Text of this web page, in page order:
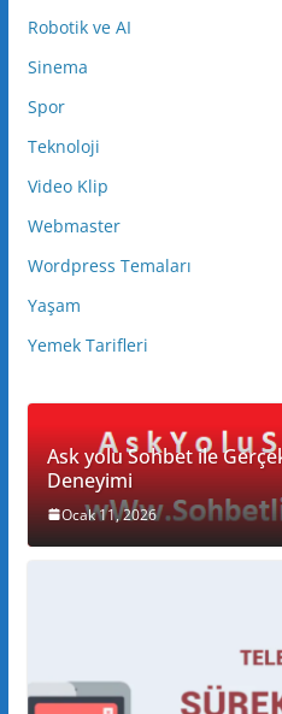
Robotik ve AI
Sinema
Spor
Teknoloji
Video Klip
Webmaster
Wordpress Temaları
Yaşam
Yemek Tarifleri
Ask yolu Sohbet ile
Deneyimi
Ocak 11, 2026